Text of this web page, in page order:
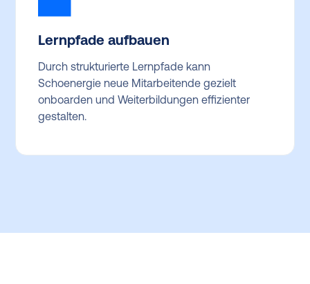
Lernpfade aufbauen
Durch strukturierte Lernpfade kann
Schoenergie neue Mitarbeitende gezielt
onboarden und Weiterbildungen effizienter
gestalten.